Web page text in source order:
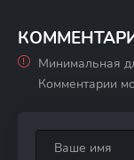
Минимальная
Комментарии